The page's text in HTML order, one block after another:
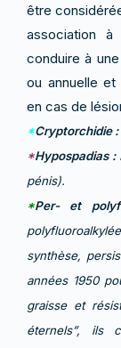
être
association
conduire à
ou annuelle
en cas de
*Cryptorchidie :
*Hypospadias :
pénis).
*Per- et
synthèse,
années 1950
graisse et
éternels”, ils